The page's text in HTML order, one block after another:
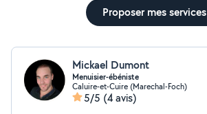
Proposer mes services
Mickael Dumont
Menuisier-ébéniste
Caluire-et-Cuire (Marechal-Foch)
5/5 (4 avis)